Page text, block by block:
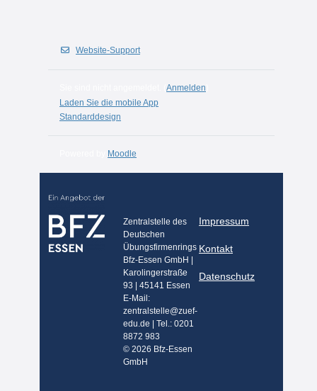
Website-Support
Anmelden
Laden Sie die mobile App
Standarddesign
Moodle
Zentralstelle des
Deutschen
Übungsfirmenrings
Bfz-Essen GmbH |
Karolingerstraße
93 | 45141 Essen
E-Mail:
zentralstelle@zuef-
edu.de | Tel.: 0201
8872 983
© 2026 Bfz-Essen
GmbH
Impressum
Kontakt
Datenschutz